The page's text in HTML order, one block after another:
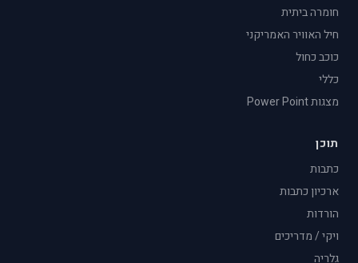
חומרה ביתית
חיל האוויר האמריקני
כוכב כחול
כללי
מצגות Power Point
תוכן
כתבות
ארכיון כתבות
הורדות
ויקי / מדריכים
גלריה